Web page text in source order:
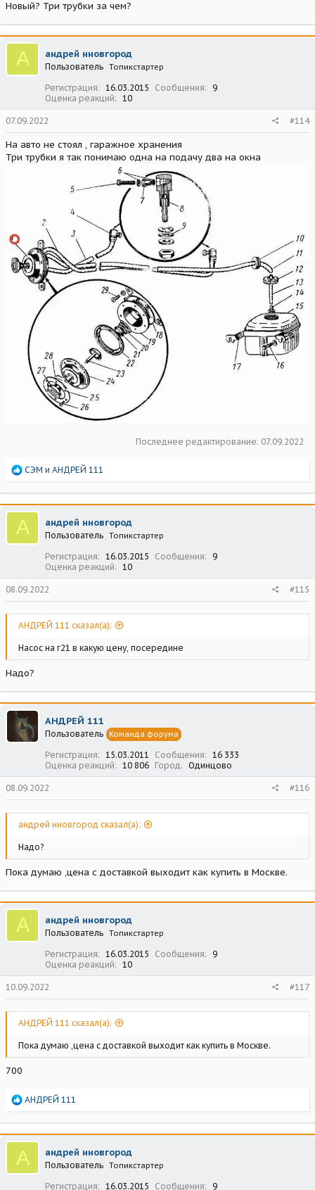
Новый? Три трубки за чем?
А андрей нновгород
Пользователь Топикстартер
Регистрация 16.03.2015 Сообщения
9
Оценка реакций
10
07.09.2022 #114
На авто не стоял , гаражное хранения
Три трубки я так понимаю одна на подачу два на окна
Последнее редактирование: 07.09.2022
Р
а
к
ц
и
и
СЭМ и АНДРЕЙ 111
А андрей нновгород
Пользователь Топикстартер
Регистрация 16.03.2015 Сообщения
9
Оценка реакций
10
08.09.2022 #115
АНДРЕЙ 111 сказал(а):
Насос на г21 в какую цену, посередине
Надо?
АНДРЕЙ 111
Пользователь Команда форума
Регистрация 15.03.2011 Сообщения
16 333
Оценка реакций
10 806 Город Одинцово
08.09.2022 #116
андрей нновгород сказал(а):
Надо?
Пока думаю ,цена с доставкой выходит как купить в Москве.
А андрей нновгород
Пользователь Топикстартер
Регистрация 16.03.2015 Сообщения
9
Оценка реакций
10
10.09.2022 #117
АНДРЕЙ 111 сказал(а):
Пока думаю ,цена с доставкой выходит как купить в Москве.
700
Р
а
к
ц
и
и
АНДРЕЙ 111
А андрей нновгород
Пользователь Топикстартер
Регистрация 16.03.2015 Сообщения 9